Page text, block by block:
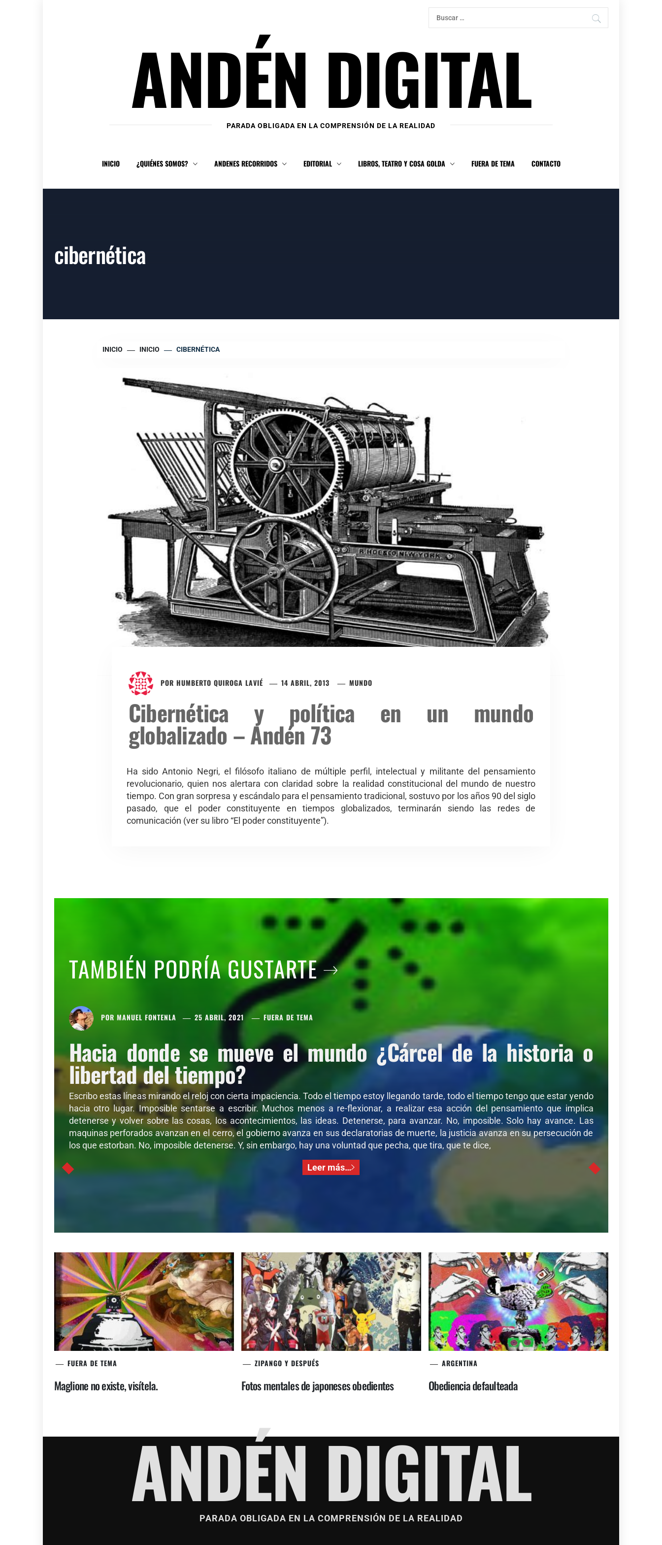
Buscar:
ANDÉN DIGITAL
PARADA OBLIGADA EN LA COMPRENSIÓN DE LA REALIDAD
INICIO ¿QUIÉNES SOMOS? ANDENES RECORRIDOS EDITORIAL LIBROS, TEATRO Y COSA GOLDA FUERA DE TEMA CONTACTO
cibernética
INICIO INICIO CIBERNÉTICA
POR HUMBERTO QUIROGA LAVIÉ 14 ABRIL, 2013 MUNDO
Cibernética y política en un mundo
globalizado – Andén 73
Ha sido Antonio Negri, el filósofo italiano de múltiple perfil, intelectual y militante del pensamiento
revolucionario, quien nos alertara con claridad sobre la realidad constitucional del mundo de nuestro
tiempo. Con gran sorpresa y escándalo para el pensamiento tradicional, sostuvo por los años 90 del siglo
pasado, que el poder constituyente en tiempos globalizados, terminarán siendo las redes de
comunicación (ver su libro “El poder constituyente”).
TAMBIÉN PODRÍA GUSTARTE
POR MANUEL FONTENLA 25 ABRIL, 2021 FUERA DE TEMA
Hacia donde se mueve el mundo ¿Cárcel de la historia o
libertad del tiempo?
Escribo estas líneas mirando el reloj con cierta impaciencia. Todo el tiempo estoy llegando tarde, todo el tiempo tengo que estar yendo
hacia otro lugar. Imposible sentarse a escribir. Muchos menos a re-flexionar, a realizar esa acción del pensamiento que implica
detenerse y volver sobre las cosas, los acontecimientos, las ideas. Detenerse, para avanzar. No, imposible. Solo hay avance. Las
maquinas perforados avanzan en el cerro, el gobierno avanza en sus declaratorias de muerte, la justicia avanza en su persecución de
los que estorban. No, imposible detenerse. Y, sin embargo, hay una voluntad que pecha, que tira, que te dice,
Leer más…
FUERA DE TEMA
Maglione no existe, visítela.
ZIPANGO Y DESPUÉS
Fotos mentales de japoneses obedientes
ARGENTINA
Obediencia defaulteada
ANDÉN DIGITAL
PARADA OBLIGADA EN LA COMPRENSIÓN DE LA REALIDAD